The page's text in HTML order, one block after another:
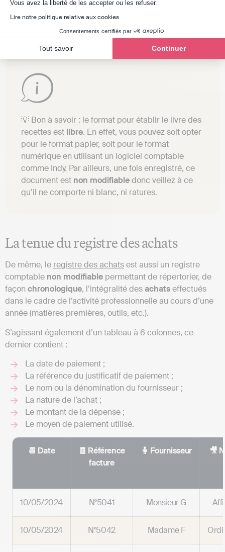
Vous avez la liberté de les accepter ou les refuser.
Lire notre politique relative aux cookies
Consentements certifiés par
Tout savoir Continuer
13/05/2024 N°3028
Monsieur
💡 Bon à savoir : le format pour établir le livre des
recettes est libre. En effet, vous pouvez soit opter
pour le format papier, soit pour le format
numérique en utilisant un logiciel comptable
comme Indy. Par ailleurs, une fois enregistré, ce
document est non modifiabledonc veillez à ce
qu’il ne comporte ni blanc, ni ratures.
La tenue du registre des achats
De même, le registre des achatsest aussi un registre
comptable non modifiable permettant de répertorier, de
façon chronologique, l’intégralité desachatseffectués
dans le cadre de l’activité professionnelle au cours d’une
année (matières premières, outils, etc.).
S’agissant également d’un tableau à 6 colonnes, ce
dernier contient :
La date de paiement ;
La référence du justificatif de paiement ;
Le nom ou la dénomination du fournisseur ;
La nature de l’achat ;
Le montant de la dépense ;
Le moyen de paiement utilisé.
📆 Date
🧾 Référence
facture
🧍 Fournisseur 🎥
10/05/2024 N°5041 Monsieur G
10/05/2024 N°5042 Madame F